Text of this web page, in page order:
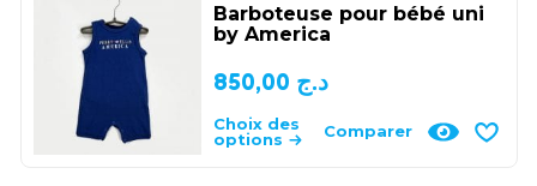
Barboteuse pour bébé uni
by America
د.ج
Choix des
options
Comparer